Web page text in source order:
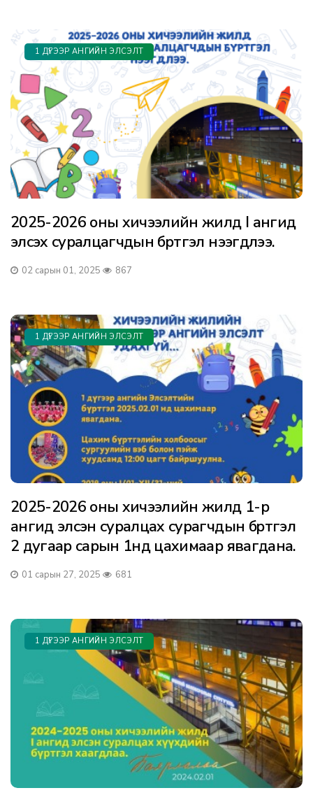
1 ДҮГЭЭР АНГИЙН ЭЛСЭЛТ
2025-2026 оны хичээлийн жилд I ангид
элсэх суралцагчдын бүртгэл нээгдлээ.
02 сарын 01, 2025 867
1 ДҮГЭЭР АНГИЙН ЭЛСЭЛТ
2025-2026 оны хичээлийн жилд 1-р
ангид элсэн суралцах сурагчдын бүртгэл
2 дугаар сарын 1нд цахимаар явагдана.
01 сарын 27, 2025 681
1 ДҮГЭЭР АНГИЙН ЭЛСЭЛТ